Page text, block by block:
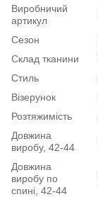
Виробничий
артикул
Сезон
Склад тканини
Стиль
Візерунок
Розтяжимість
Довжина
виробу, 42-44
Довжина
виробу по
спині, 42-44